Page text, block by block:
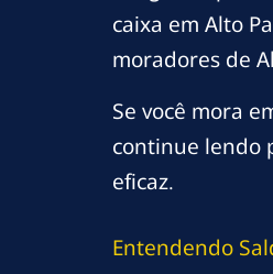
caixa em Alto
moradores de
Se você mora
continue lendo
eficaz.
Entendendo